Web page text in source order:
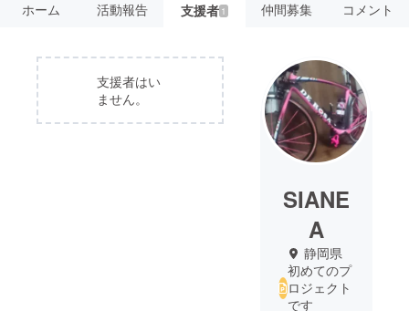
ホーム 活動報告 支援者 1 仲間募集 コメント
支援者はい
ません。
SIANE
A
静岡県
初めてのプ
ロジェクト
です